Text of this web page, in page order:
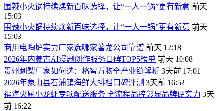
围辣小火锅持续焕新百味选择，让“一人一锅”更有新意 前天
15:03
围辣小火锅持续焕新百味选择，让“一人一锅”更有新意 前天
15:03
商用电陶炉实力厂家选哪家著龙公司靠谱 前天 12:18
2026年内蒙古AI漫剧创作服务口碑TOP5榜单 前天 10:08
贵州刺梨厂家如何选：格智万物全产业链解析 3天前 17:01
2026年象山县石浦镇海鲜大排档口碑评测 3天前 16:52
福海央厨小龙虾专项配送服务 全流程品控彰显品牌硬实力 3天
前 16:22